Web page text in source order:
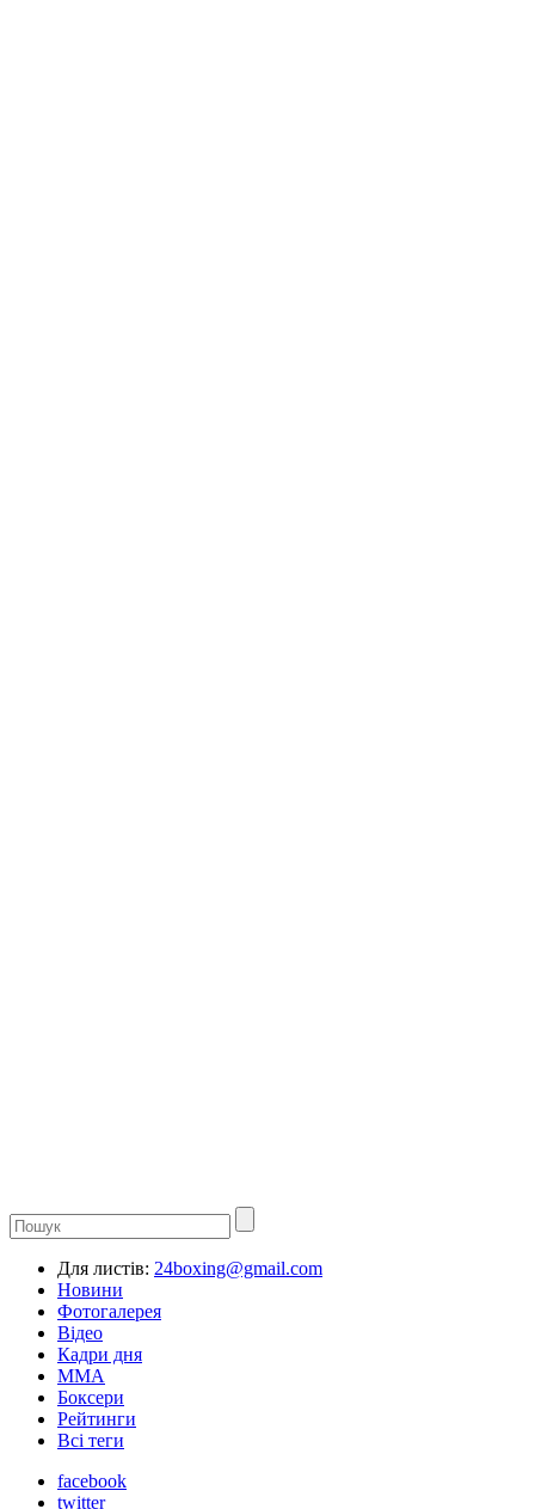
Для листів: 24boxing@gmail.com
Новини
Фотогалерея
Відео
Кадри дня
ММА
Боксери
Рейтинги
Всі теги
facebook
twitter